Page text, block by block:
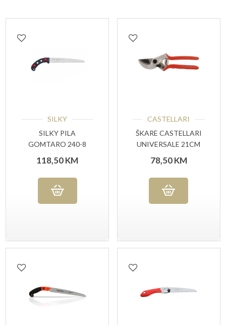
SILKY
SILKY PILA
GOMTARO 240-8
118,50KM
CASTELLARI
ŠKARE CASTELLARI
UNIVERSALE 21CM
78,50KM